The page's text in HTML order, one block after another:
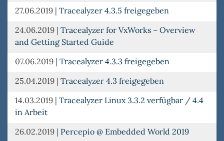
27.06.2019 | Tracealyzer 4.3.5 freigegeben
24.06.2019 | Tracealyzer for VxWorks – Overview
and Getting Started Guide
07.06.2019 | Tracealyzer 4.3.3 freigegeben
25.04.2019 | Tracealyzer 4.3 freigegeben
14.03.2019 | Tracealyzer Linux 3.3.2 verfügbar / 4.4
in Arbeit
26.02.2019 | Percepio @ Embedded World 2019